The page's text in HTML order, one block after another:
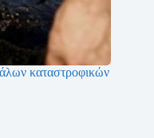
καταστροφικών